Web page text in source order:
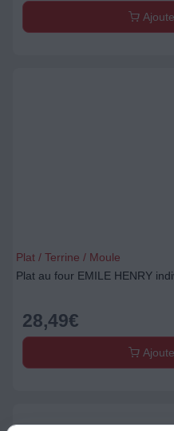
Plat / Terrine / Moule
Plat au four EMILE HENRY
28,49€